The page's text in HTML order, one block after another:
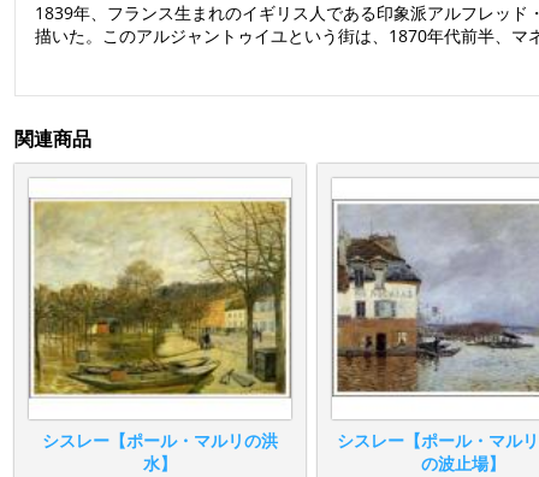
1839年、フランス生まれのイギリス人である印象派アルフレッ
描いた。このアルジャントゥイユという街は、1870年代前半、
関連商品
シスレー【ポール・マルリの洪
水】
シスレー【ポール・マル
の波止場】